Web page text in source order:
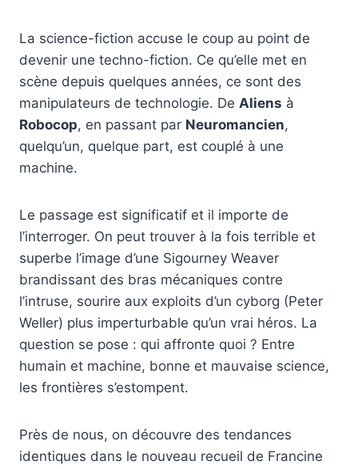
La science-fiction accuse le coup au point de
devenir une techno-fiction. Ce qu’elle met en
scène depuis quelques années, ce sont des
manipulateurs de technologie. De Aliens à
Robocop, en passant par Neuromancien,
quelqu’un, quelque part, est couplé à une
machine.
Le passage est significatif et il importe de
l’interroger. On peut trouver à la fois terrible et
superbe l’image d’une Sigourney Weaver
brandissant des bras mécaniques contre
l’intruse, sourire aux exploits d’un cyborg (Peter
Weller) plus imperturbable qu’un vrai héros. La
question se pose : qui affronte quoi ? Entre
humain et machine, bonne et mauvaise science,
les frontières s’estompent.
Près de nous, on découvre des tendances
identiques dans le nouveau recueil de Francine